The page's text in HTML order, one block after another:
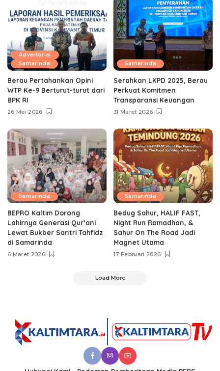
Advertorial
Samarinda
Berau Pertahankan Opini
WTP Ke-9 Berturut-turut dari
BPK RI
26 Mei 2026
Samarinda
Serahkan LKPD 2025, Berau
Perkuat Komitmen
Transparansi Keuangan
31 Maret 2026
Samarinda
BEPRO Kaltim Dorong
Lahirnya Generasi Qur’ani
Lewat Bukber Santri Tahfidz
di Samarinda
6 Maret 2026
Samarinda
Bedug Sahur, HALIF FAST,
Night Run Ramadhan, &
Sahur On The Road Jadi
Magnet Utama
17 Februari 2026
Load More